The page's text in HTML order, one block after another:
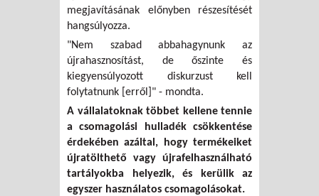
megjavításának előnyben részesítését
hangsúlyozza.
"Nem szabad abbahagynunk az
újrahasznosítást, de őszinte és
kiegyensúlyozott diskurzust kell
folytatnunk [erről]" - mondta.
A vállalatoknak többet kellene tennie
a csomagolási hulladék csökkentése
érdekében azáltal, hogy termékeiket
újratölthető vagy újrafelhasználható
tartályokba helyezik, és kerülik az
egyszer használatos csomagolásokat.